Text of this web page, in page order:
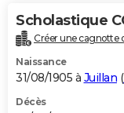
Scholastique
Créer une cagnotte
Naissance
31/08/1905 à Juillan (
Décès